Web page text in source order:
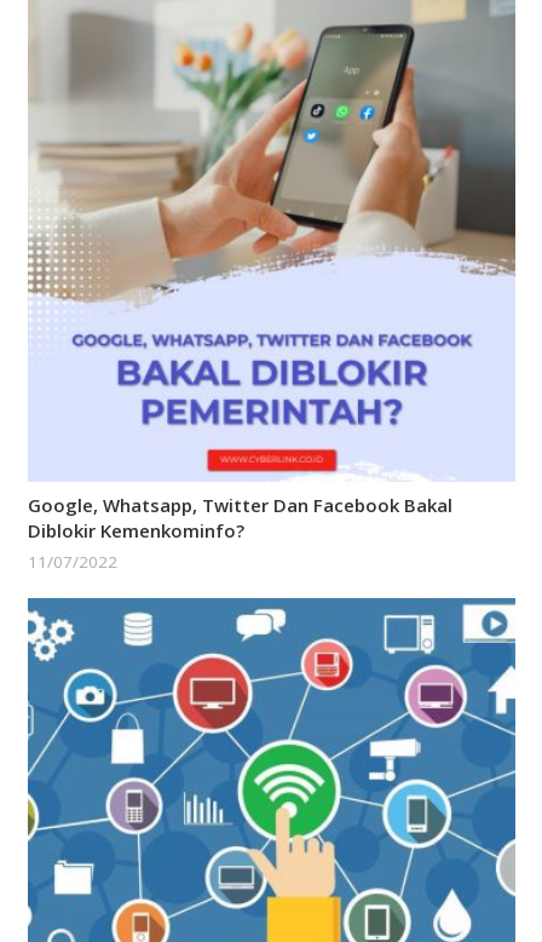
Google, Whatsapp, Twitter Dan Facebook Bakal
Diblokir Kemenkominfo?
11/07/2022